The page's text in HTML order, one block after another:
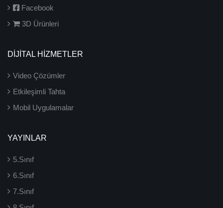
Facebook
3D Ürünleri
DİJİTAL HİZMETLER
Video Çözümler
Etkileşimli Tahta
Mobil Uygulamalar
YAYINLAR
5.Sınıf
6.Sınıf
7.Sınıf